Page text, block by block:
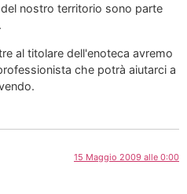
nostro territorio sono parte
al titolare dell'enoteca avremo
che potrà aiutarci a
15 Maggio 2009 alle 0:00